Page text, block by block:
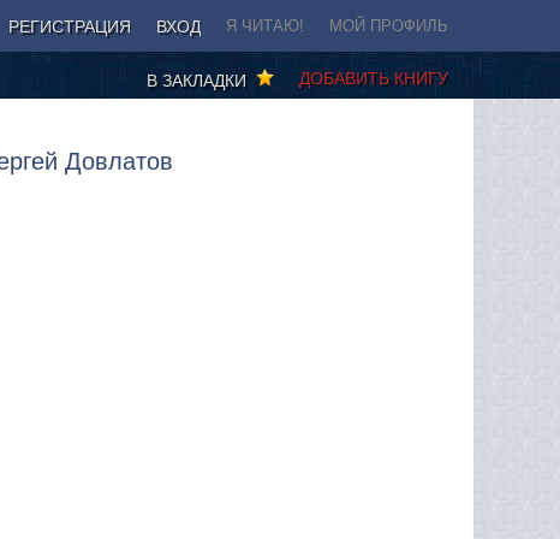
РЕГИСТРАЦИЯ ВХОД Я ЧИТАЮ! МОЙ ПРОФИЛЬ
ДОБАВИТЬ КНИГУ
В ЗАКЛАДКИ
Довлатов